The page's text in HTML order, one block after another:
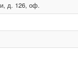
д. 126, оф.